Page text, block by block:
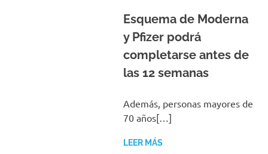
Esquema de Moderna
y Pfizer podrá
completarse antes de
las 12 semanas
Además, personas mayores de
70 años[…]
LEER MÁS